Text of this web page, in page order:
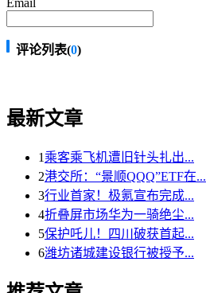
评论列表(0)
最新文章
1 乘客乘飞机遭旧针头扎出...
2港交所：“景顺QQQ”ETF在...
3行业首家！极氪宣布完成...
4折叠屏市场华为一骑绝尘...
5保护吒儿！四川破获首起...
6潍坊诸城建设银行被授予...